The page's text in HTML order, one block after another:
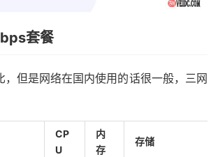
套餐
，但是网络在国内使用的话很一般，三网
CP
U
内
存
存储